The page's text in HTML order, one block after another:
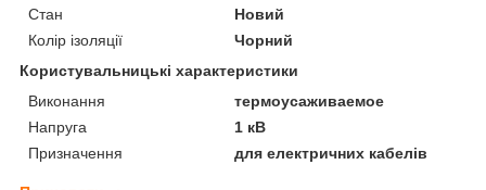
Стан
Новий
Колір ізоляції
Чорний
Користувальницькі характеристики
Виконання
термоусаживаемое
Напруга
1 кВ
Призначення
для електричних кабелів